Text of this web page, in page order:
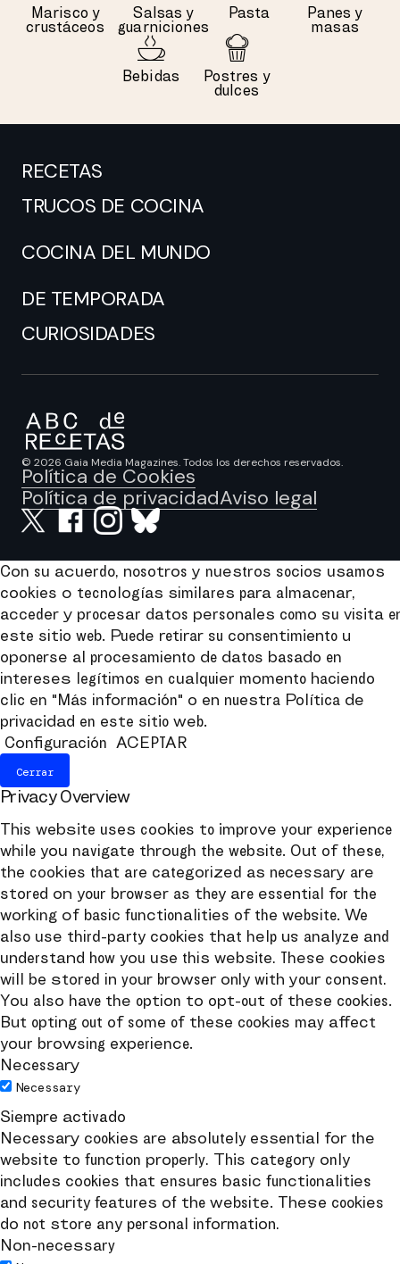
Marisco y
crustáceos
Salsas y
guarniciones
Pasta
Panes y
masas
Bebidas
Postres y
dulces
RECETAS
TRUCOS DE COCINA
COCINA DEL MUNDO
DE TEMPORADA
CURIOSIDADES
© 2026 Gaia Media Magazines. Todos los derechos reservados.
Política de Cookies
Política de privacidadAviso legal
Con su acuerdo, nosotros y nuestros socios usamos
cookies o tecnologías similares para almacenar,
acceder y procesar datos personales como su visita
este sitio web. Puede retirar su consentimiento u
oponerse al procesamiento de datos basado en
intereses legítimos en cualquier momento haciendo
clic en "Más información" o en nuestra Política de
privacidad en este sitio web.
Configuración
ACEPTAR
Cerrar
Privacy Overview
This website uses cookies to improve your experience
while you navigate through the website. Out of these,
the cookies that are categorized as necessary are
stored on your browser as they are essential for the
working of basic functionalities of the website. We
also use third-party cookies that help us analyze and
understand how you use this website. These cookies
will be stored in your browser only with your consent.
You also have the option to opt-out of these cookies.
But opting out of some of these cookies may affect
your browsing experience.
Necessary
Necessary
Siempre activado
Necessary cookies are absolutely essential for the
website to function properly. This category only
includes cookies that ensures basic functionalities
and security features of the website. These cookies
do not store any personal information.
Non-necessary